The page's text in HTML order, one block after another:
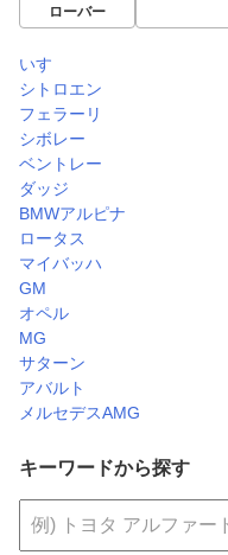
ローバー
いすゞ
シトロエン
フェラーリ
シボレー
ベントレー
ダッジ
BMWアルピナ
ロータス
マイバッハ
GM
オペル
MG
サターン
アバルト
メルセデスAMG
キーワードから探す